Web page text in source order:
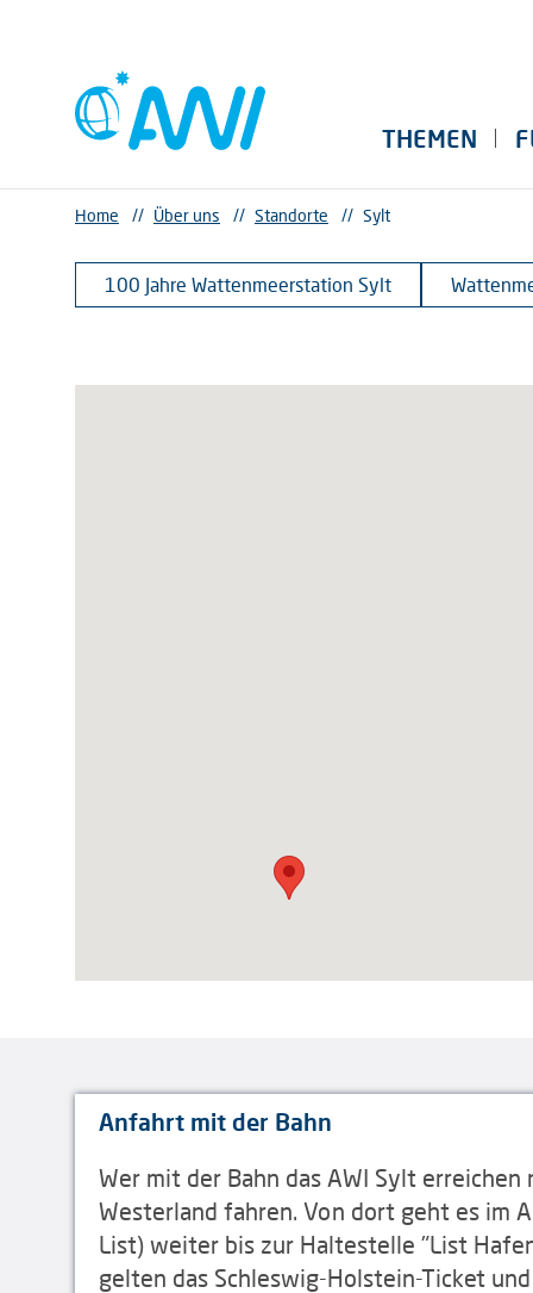
THEMEN
Home // Über uns // Standorte // Sylt
100 Jahre Wattenmeerstation Sylt
Anfahrt mit der Bahn
Wer mit der Bahn das AWI Sylt
Westerland fahren. Von dort geht es im
List) weiter bis zur Haltestelle "List
gelten das Schleswig-Holstein-Ticket